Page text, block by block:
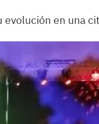
en una